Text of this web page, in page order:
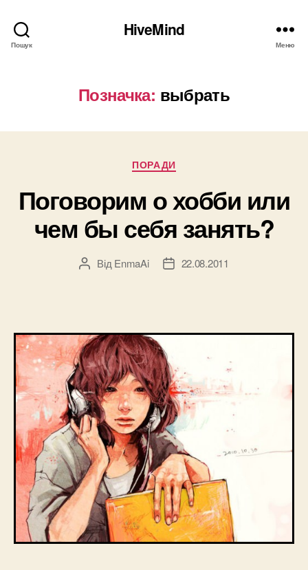
Пошук
HiveMind
Меню
Позначка: выбрать
Категорії
ПОРАДИ
Поговорим о хобби или
чем бы себя занять?
Автор
Від EnmaAi
Дата22.08.2011